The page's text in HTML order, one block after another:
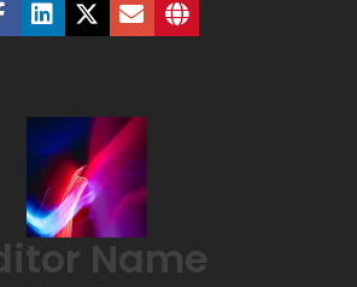
Name